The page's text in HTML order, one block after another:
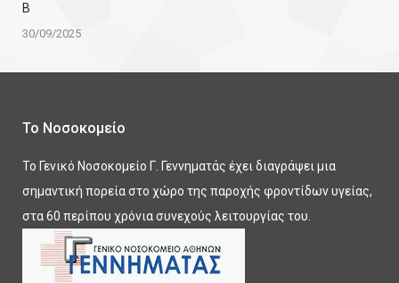
Β
30/09/2025
Το Νοσοκομείο
Το Γενικό Νοσοκομείο Γ. Γεννηματάς έχει διαγράψει μια
σημαντική πορεία στο χώρο της παροχής φροντίδων υγείας,
στα 60 περίπου χρόνια συνεχούς λειτουργίας του.